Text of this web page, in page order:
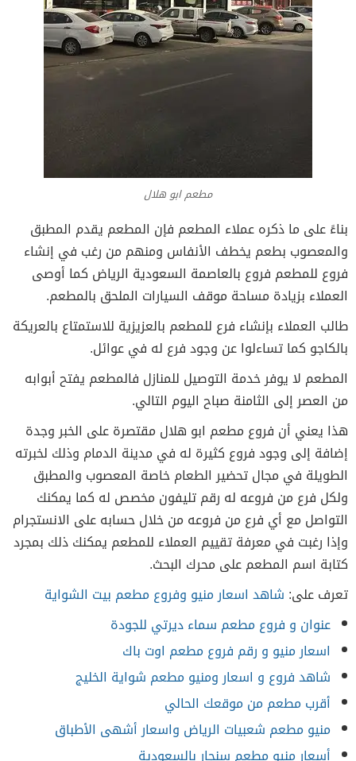
مطعم ابو هلال
بناءً على ما ذكره عملاء المطعم فإن المطعم يقدم المطبق
والمعصوب بطعم يخطف الأنفاس ومنهم من رغب في إنشاء
فروع للمطعم فروع بالعاصمة السعودية الرياض كما أوصى
العملاء بزيادة مساحة موقف السيارات الملحق بالمطعم.
طالب العملاء بإنشاء فرع للمطعم بالعزيزية للاستمتاع بالعريكة
بالكاجو كما تساءلوا عن وجود فرع له في عوائل.
المطعم لا يوفر خدمة التوصيل للمنازل فالمطعم يفتح أبوابه
من العصر إلى الثامنة صباح اليوم التالي.
هذا يعني أن فروع مطعم ابو هلال مقتصرة على الخبر وجدة
إضافة إلى وجود فروع كثيرة له في مدينة الدمام وذلك لخبرته
الطويلة في مجال تحضير الطعام خاصة المعصوب والمطبق
ولكل فرع من فروعه له رقم تليفون مخصص له كما يمكنك
التواصل مع أي فرع من فروعه من خلال حسابه على الانستجرام
وإذا رغبت في معرفة تقييم العملاء للمطعم يمكنك ذلك بمجرد
كتابة اسم المطعم على محرك البحث.
تعرف على: شاهد اسعار منيو وفروع مطعم بيت الشواية
عنوان و فروع مطعم سماء ديرتي للجودة
اسعار منيو و رقم فروع مطعم اوت باك
شاهد فروع و اسعار ومنيو مطعم شواية الخليج
أقرب مطعم من موقعك الحالي
منيو مطعم شعبيات الرياض واسعار أشهى الأطباق